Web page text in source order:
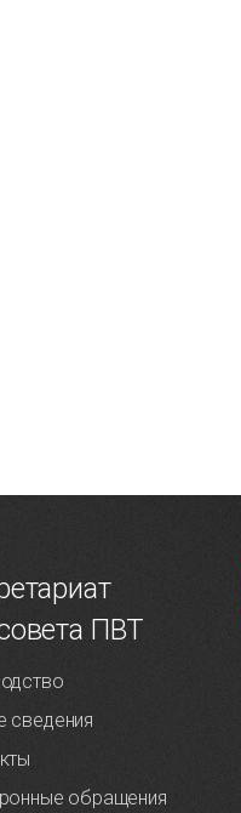
ПВТ
сведения
обращения